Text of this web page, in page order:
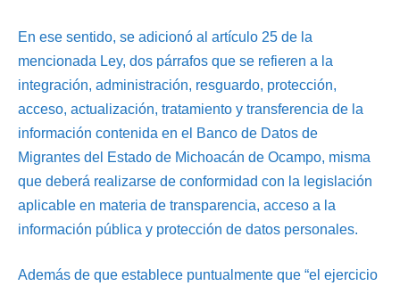
En ese sentido, se adicionó al artículo 25 de la
mencionada Ley, dos párrafos que se refieren a la
integración, administración, resguardo, protección,
acceso, actualización, tratamiento y transferencia de la
información contenida en el Banco de Datos de
Migrantes del Estado de Michoacán de Ocampo, misma
que deberá realizarse de conformidad con la legislación
aplicable en materia de transparencia, acceso a la
información pública y protección de datos personales.
Además de que establece puntualmente que “el ejercicio